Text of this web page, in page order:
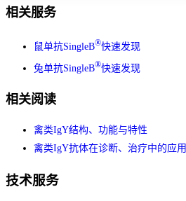
相关服务
鼠单抗SingleB®快速发现
兔单抗SingleB®快速发现
相关阅读
禽类IgY结构、功能与特性
禽类IgY抗体在诊断、治疗中的应用
技术服务